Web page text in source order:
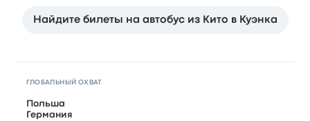
Найдите билеты на автобус из Кито в Куэнка
ГЛОБАЛЬНЫЙ ОХВАТ
Польша
Германия